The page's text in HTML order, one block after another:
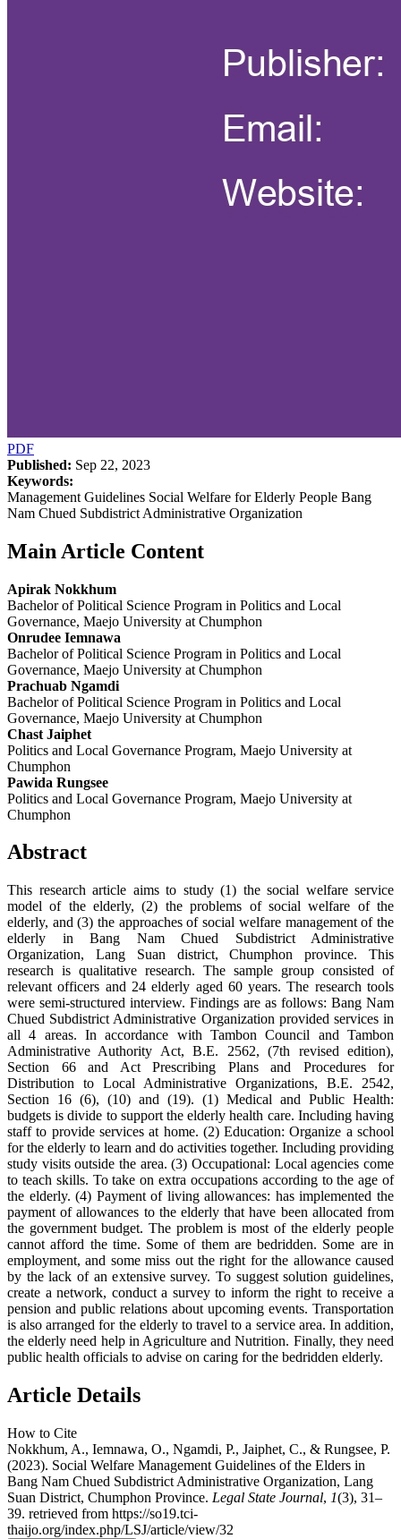
PDF
Published: Sep 22, 2023
Keywords:
Management Guidelines Social Welfare for Elderly People Bang
Nam Chued Subdistrict Administrative Organization
Main Article Content
Apirak Nokkhum
Bachelor of Political Science Program in Politics and Local
Governance, Maejo University at Chumphon
Onrudee Iemnawa
Bachelor of Political Science Program in Politics and Local
Governance, Maejo University at Chumphon
Prachuab Ngamdi
Bachelor of Political Science Program in Politics and Local
Governance, Maejo University at Chumphon
Chast Jaiphet
Politics and Local Governance Program, Maejo University at
Chumphon
Pawida Rungsee
Politics and Local Governance Program, Maejo University at
Chumphon
Abstract
This research article aims to study (1) the social welfare service
model of the elderly, (2) the problems of social welfare of the
elderly, and (3) the approaches of social welfare management of the
elderly in Bang Nam Chued Subdistrict Administrative
Organization, Lang Suan district, Chumphon province. This
research is qualitative research. The sample group consisted of
relevant officers and 24 elderly aged 60 years. The research tools
were semi-structured interview. Findings are as follows: Bang Nam
Chued Subdistrict Administrative Organization provided services in
all 4 areas. In accordance with Tambon Council and Tambon
Administrative Authority Act, B.E. 2562, (7th revised edition),
Section 66 and Act Prescribing Plans and Procedures for
Distribution to Local Administrative Organizations, B.E. 2542,
Section 16 (6), (10) and (19). (1) Medical and Public Health:
budgets is divide to support the elderly health care. Including having
staff to provide services at home. (2) Education: Organize a school
for the elderly to learn and do activities together. Including providing
study visits outside the area. (3) Occupational: Local agencies come
to teach skills. To take on extra occupations according to the age of
the elderly. (4) Payment of living allowances: has implemented the
payment of allowances to the elderly that have been allocated from
the government budget. The problem is most of the elderly people
cannot afford the time. Some of them are bedridden. Some are in
employment, and some miss out the right for the allowance caused
by the lack of an extensive survey. To suggest solution guidelines,
create a network, conduct a survey to inform the right to receive a
pension and public relations about upcoming events. Transportation
is also arranged for the elderly to travel to a service area. In addition,
the elderly need help in Agriculture and Nutrition. Finally, they need
public health officials to advise on caring for the bedridden elderly.
Article Details
How to Cite
Nokkhum, A., Iemnawa, O., Ngamdi, P., Jaiphet, C., & Rungsee, P.
(2023). Social Welfare Management Guidelines of the Elders in
Bang Nam Chued Subdistrict Administrative Organization, Lang
Suan District, Chumphon Province. Legal State Journal, 1(3), 31–
39. retrieved from https://so19.tci-
thaijo.org/index.php/LSJ/article/view/32